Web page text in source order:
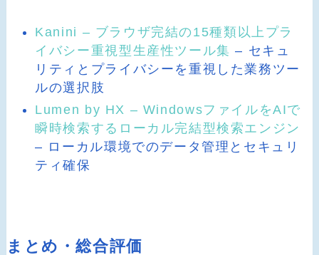
Kanini – ブラウザ完結の15種類以上プラ
イバシー重視型生産性ツール集 – セキュ
リティとプライバシーを重視した業務ツー
ルの選択肢
Lumen by HX – WindowsファイルをAIで
瞬時検索するローカル完結型検索エンジン
– ローカル環境でのデータ管理とセキュリ
ティ確保
まとめ・総合評価